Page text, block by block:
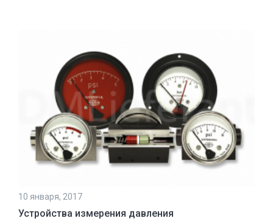
10 января, 2017
Устройства измерения давления